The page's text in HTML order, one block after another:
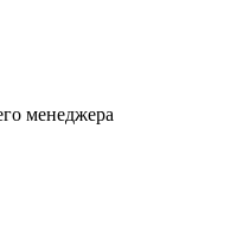
менеджера